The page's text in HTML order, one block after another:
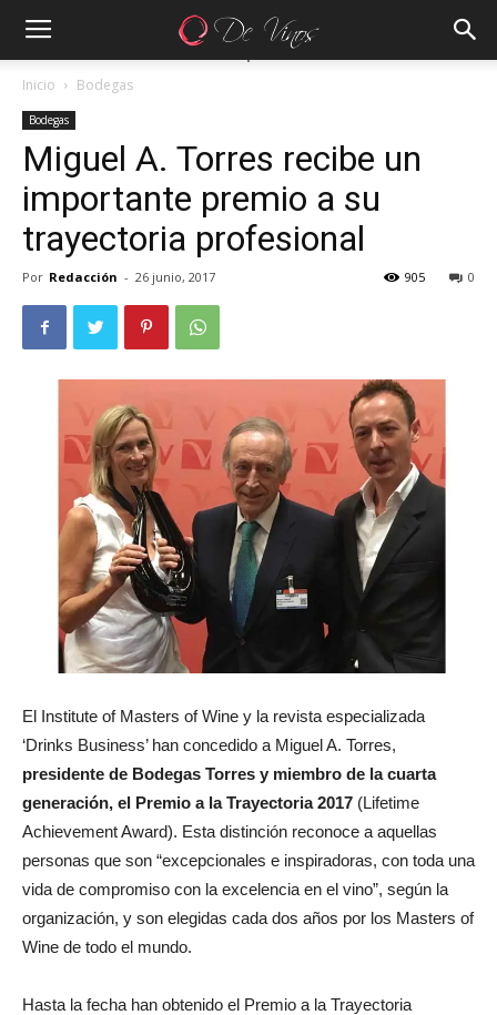
Inicio Bodegas
Bodegas
Miguel A. Torres recibe un
importante premio a su
trayectoria profesional
Por Redacción - 26 junio, 2017 0
905
El Institute of Masters of Wine y la revista especializada
‘Drinks Business’ han concedido a Miguel A. Torres,
presidente de Bodegas Torres y miembro de la cuarta
generación, el Premio a la Trayectoria 2017 (Lifetime
Achievement Award). Esta distinción reconoce a aquellas
personas que son “excepcionales e inspiradoras, con toda una
vida de compromiso con la excelencia en el vino”, según la
organización, y son elegidas cada dos años por los Masters of
Wine de todo el mundo.
Hasta la fecha han obtenido el Premio a la Trayectoria